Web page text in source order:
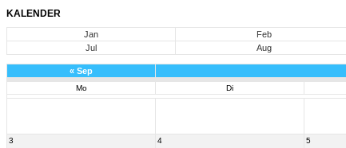
KALENDER
Jan Feb
Jul
Aug
« Sep
Mo Di
3 4 5